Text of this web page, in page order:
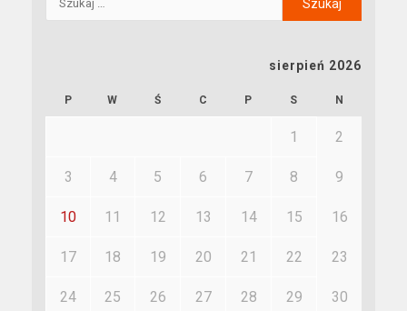
sierpień 2026
P W Ś C P S N
1 2
3 4 5 6 7 8 9
10 11 12 13 14 15 16
17 18 19 20 21 22 23
24 25 26 27 28 29 30